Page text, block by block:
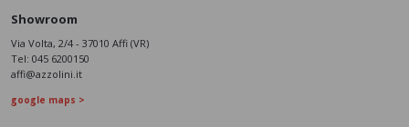
Showroom
Via Volta, 2/4 - 37010 Affi (VR)
Tel: 045 6200150
affi@azzolini.it
google maps >